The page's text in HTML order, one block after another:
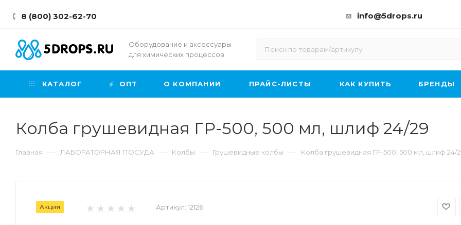
8 (800) 302-62-70 info@5drops.ru
Оборудование и аксессуары
для химических процессов
КАТАЛОГ ОПТ О КОМПАНИИ ПРАЙС-ЛИСТЫ КАК КУПИТЬ БРЕНДЫ
Колба грушевидная ГР-500, 500 мл, шлиф 24/29
Главная — ЛАБОРАТОРНАЯ ПОСУДА — Колбы — Грушевидные колбы — Колба грушевидная ГР-500, 500 мл, шлиф 24/
Акция Артикул: 12126